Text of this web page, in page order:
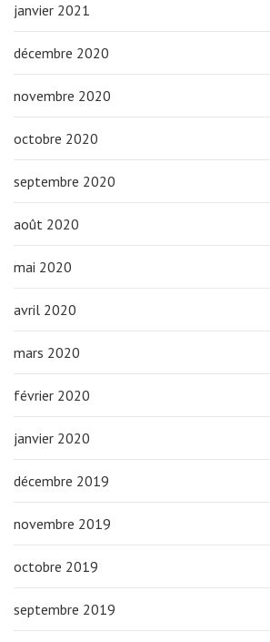
janvier 2021
décembre 2020
novembre 2020
octobre 2020
septembre 2020
août 2020
mai 2020
avril 2020
mars 2020
février 2020
janvier 2020
décembre 2019
novembre 2019
octobre 2019
septembre 2019